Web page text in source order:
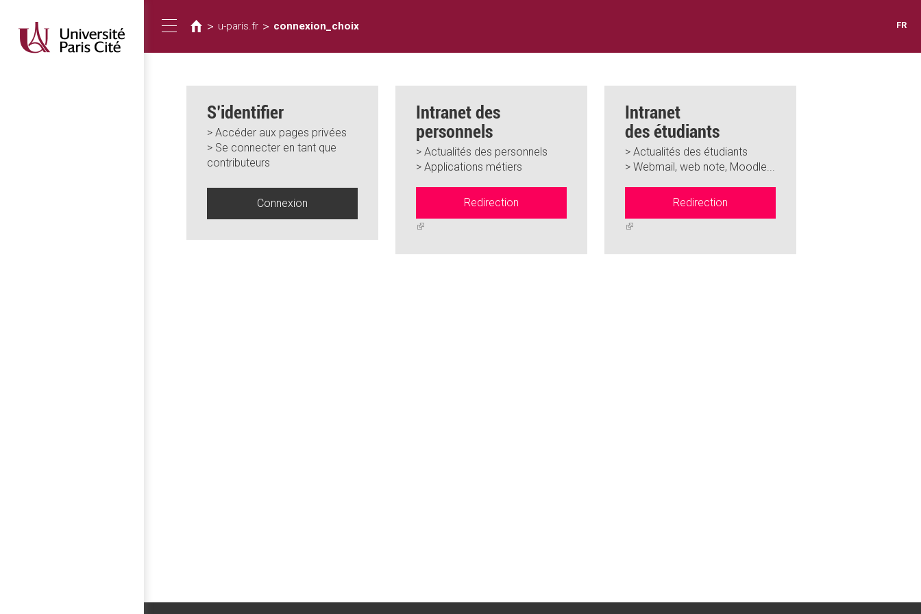
contenu
principal
Toggle
navigation
êtes
ici
> u-paris.fr > connexion_choix FR
S’identifier
> Accéder aux pages privées
> Se connecter en tant que
contributeurs
Connexion
Intranet des
personnels
> Actualités des personnels
> Applications métiers
Redirection
(link
external)
Intranet
des étudiants
> Actualités des étudiants
> Webmail, web note, Moodle...
Redirection
(link
external)